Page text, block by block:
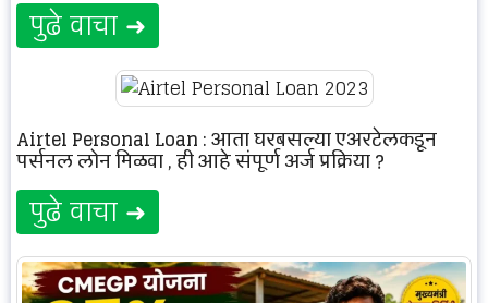
पुढे वाचा ➜
Airtel Personal Loan : आता घरबसल्या एअरटेलकडून
पर्सनल लोन मिळवा , ही आहे संपूर्ण अर्ज प्रक्रिया ?
पुढे वाचा ➜